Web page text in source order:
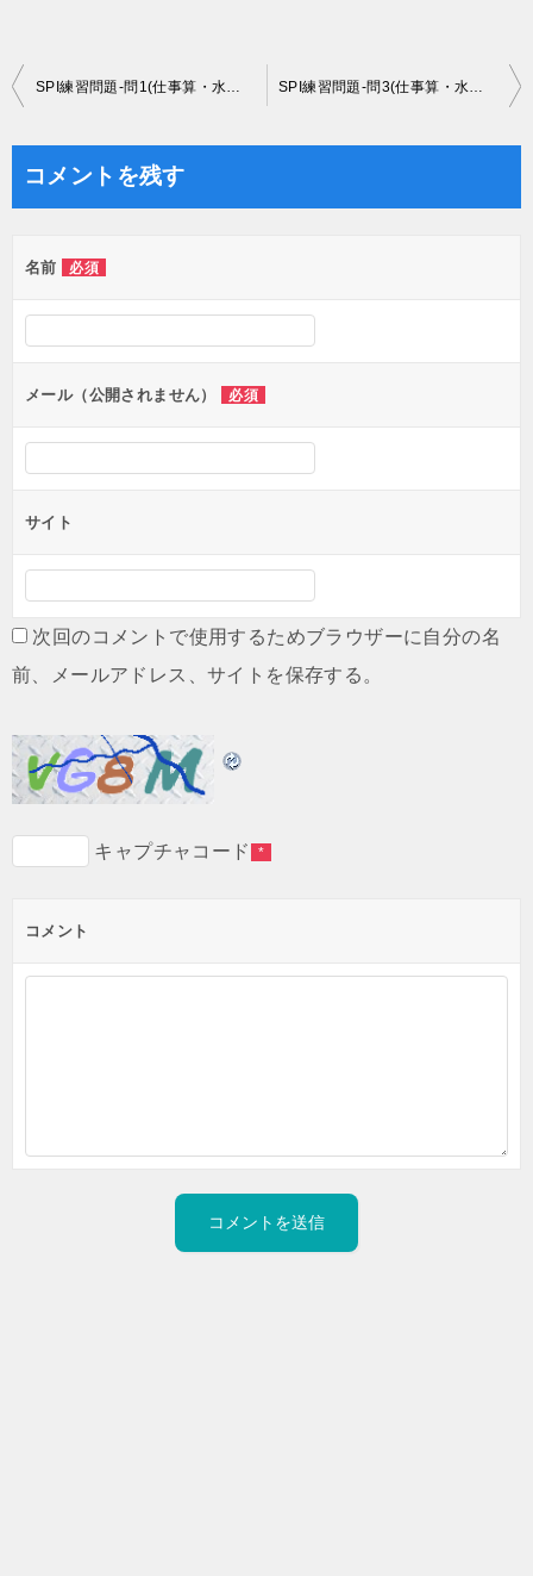
投
ー
シ
ョ
ン
コメントを残す
名前 必須
メール（公開されません） 必須
サイト
次回のコメントで使用するためブラウザーに自分の名
前、メールアドレス、サイトを保存する。
キャプチャコード *
コメント